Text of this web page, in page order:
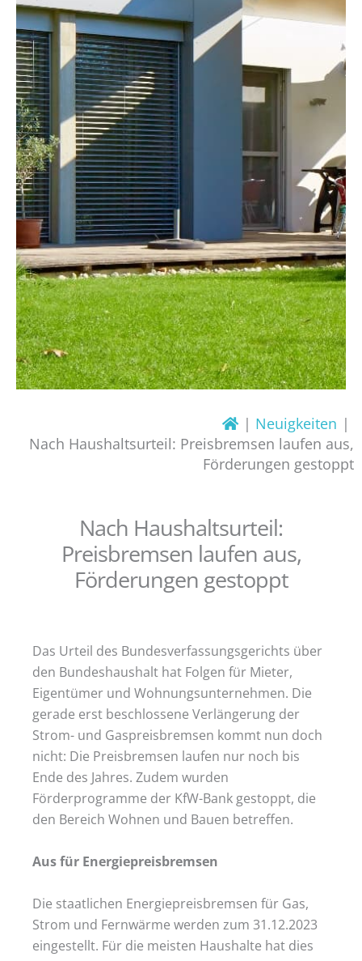
Neuigkeiten
Nach Haushaltsurteil: Preisbremsen laufen aus,
Förderungen gestoppt
Nach Haushaltsurteil:
Preisbremsen laufen aus,
Förderungen gestoppt
Das Urteil des Bundesverfassungsgerichts über
den Bundeshaushalt hat Folgen für Mieter,
Eigentümer und Wohnungsunternehmen. Die
gerade erst beschlossene Verlängerung der
Strom- und Gaspreisbremsen kommt nun doch
nicht: Die Preisbremsen laufen nur noch bis
Ende des Jahres. Zudem wurden
Förderprogramme der KfW-Bank gestoppt, die
den Bereich Wohnen und Bauen betreffen.
Aus für Energiepreisbremsen
Die staatlichen Energiepreisbremsen für Gas,
Strom und Fernwärme werden zum 31.12.2023
eingestellt. Für die meisten Haushalte hat dies